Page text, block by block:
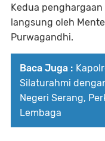
Kedua
langsung oleh
Purwagandhi.
Baca Juga :
Silaturahmi
Negeri Serang,
Lembaga